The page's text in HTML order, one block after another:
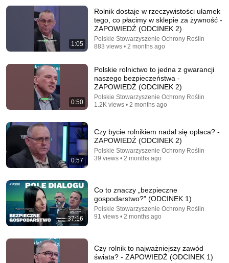
1:27:23
na "wodach niczyich" | MIŁOŚĆ #30
Miłość
New
113K views
1:05
Rolnik dostaje w rzeczywistości ułamek
tego, co płacimy w sklepie za żywność -
ZAPOWIEDŹ (ODCINEK 2)
Polskie Stowarzyszenie Ochrony Roślin
883 views • 2 months ago
0:50
Polskie rolnictwo to jedna z gwarancji
naszego bezpieczeństwa -
ZAPOWIEDŹ (ODCINEK 2)
Polskie Stowarzyszenie Ochrony Roślin
1.2K views • 2 months ago
0:57
Czy bycie rolnikiem nadal się opłaca? -
ZAPOWIEDŹ (ODCINEK 2)
Polskie Stowarzyszenie Ochrony Roślin
39 views • 2 months ago
37:16
Co to znaczy „bezpieczne
gospodarstwo?” (ODCINEK 1)
Polskie Stowarzyszenie Ochrony Roślin
91 views • 2 months ago
Czy rolnik to najważniejszy zawód
świata? - ZAPOWIEDŹ (ODCINEK 1)